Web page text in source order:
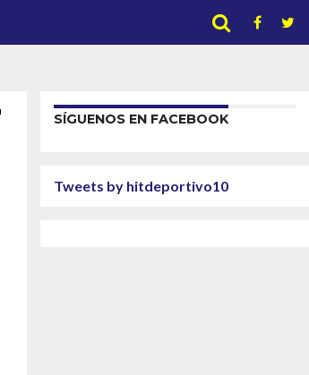
SÍGUENOS EN FACEBOOK
Tweets by hitdeportivo10